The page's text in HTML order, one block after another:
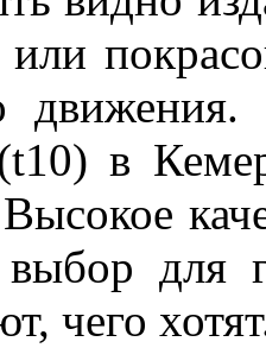
в
для
чего